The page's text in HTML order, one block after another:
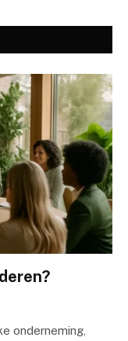
onderneming,